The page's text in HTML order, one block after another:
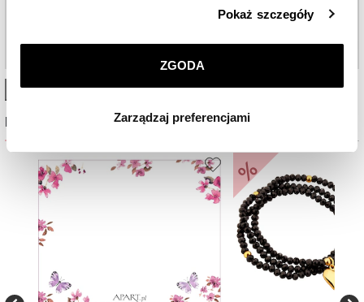
przez nas plików cookie znajdziesz wPolityce
prywatności.
korzystamy. Możesz również wybrać jaki rodzaj plików
Zarządzaj preferencjami
. W każdej chwili możesz
dokonać zmiany wybranych przez Ciebie plików cookie.
Pokaż szczegóły
ZGODA
Zarządzaj preferencjami
High-contrast mode
Najczęściej wybierane
%